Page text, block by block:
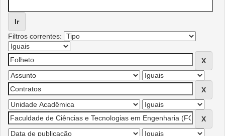
Filtros correntes: